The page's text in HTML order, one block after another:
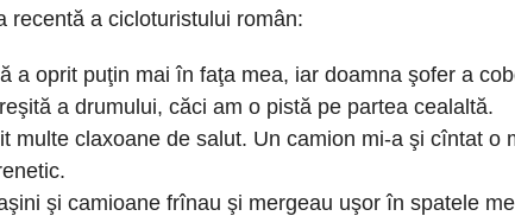
recentă a cicloturistului român:
a oprit puţin mai în faţa mea, iar doamna şofer a
a drumului, căci am o pistă pe partea cealaltă.
multe claxoane de salut. Un camion mi-a şi cîntat o
şi camioane frînau şi mergeau uşor în spatele